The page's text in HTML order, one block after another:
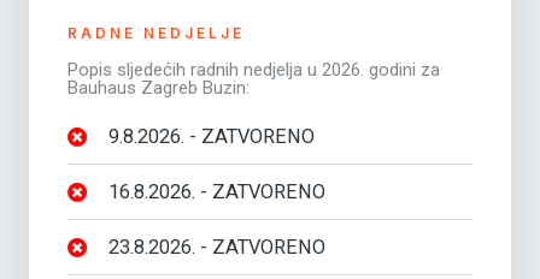
RADNE NEDJELJE
Popis sljedećih radnih nedjelja u 2026. godini za
Bauhaus Zagreb Buzin:
9.8.2026. - ZATVORENO
16.8.2026. - ZATVORENO
23.8.2026. - ZATVORENO